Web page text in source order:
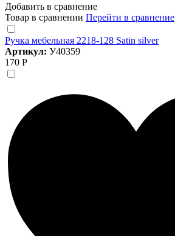
Добавить в сравнение
Товар в сравнении Перейти в сравнение
Ручка мебельная 2218-128 Satin silver
Артикул: У40359
170 Р